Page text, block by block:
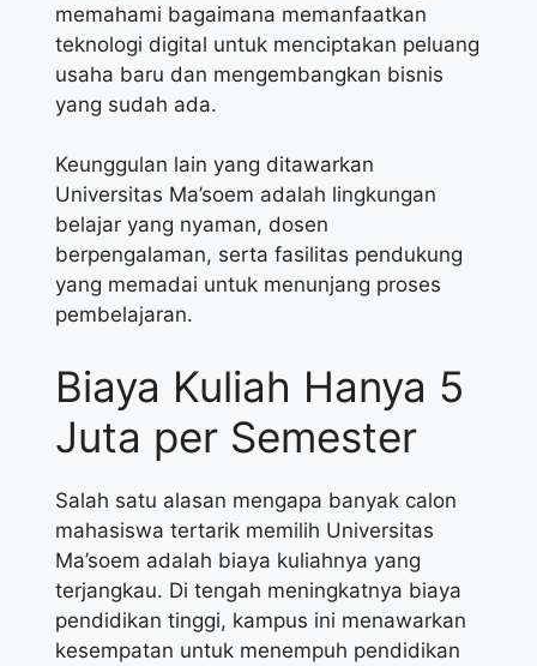
memahami bagaimana memanfaatkan
teknologi digital untuk menciptakan peluang
usaha baru dan mengembangkan bisnis
yang sudah ada.
Keunggulan lain yang ditawarkan
Universitas Ma’soem adalah lingkungan
belajar yang nyaman, dosen
berpengalaman, serta fasilitas pendukung
yang memadai untuk menunjang proses
pembelajaran.
Biaya Kuliah Hanya 5
Juta per Semester
Salah satu alasan mengapa banyak calon
mahasiswa tertarik memilih Universitas
Ma’soem adalah biaya kuliahnya yang
terjangkau. Di tengah meningkatnya biaya
pendidikan tinggi, kampus ini menawarkan
kesempatan untuk menempuh pendidikan